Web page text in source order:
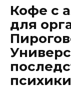
Кофе с
для
психики